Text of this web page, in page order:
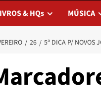
& HQs MÚSICA
26 5ª DICA P/ NOVOS